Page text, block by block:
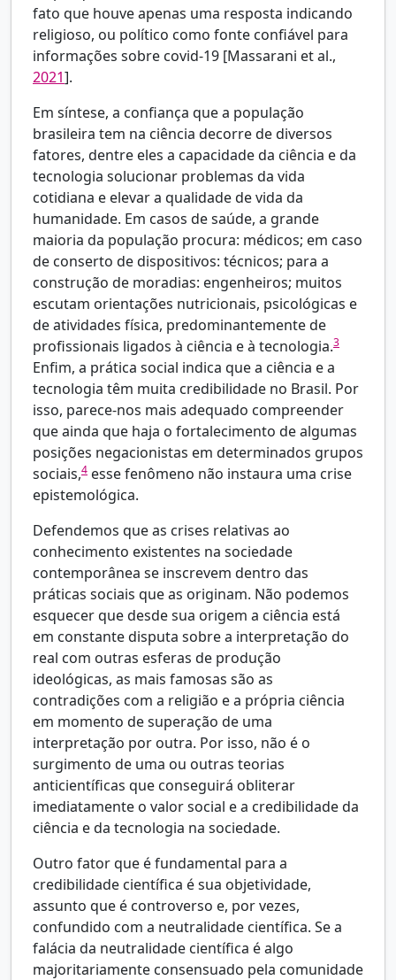
fato que houve apenas uma resposta indicando
religioso, ou político como fonte confiável para
informações sobre covid-19 [Massarani et al.,
2021].
Em síntese, a confiança que a população
brasileira tem na ciência decorre de diversos
fatores, dentre eles a capacidade da ciência e da
tecnologia solucionar problemas da vida
cotidiana e elevar a qualidade de vida da
humanidade. Em casos de saúde, a grande
maioria da população procura: médicos; em caso
de conserto de dispositivos: técnicos; para a
construção de moradias: engenheiros; muitos
escutam orientações nutricionais, psicológicas e
de atividades física, predominantemente de
profissionais ligados à ciência e à tecnologia.3
Enfim, a prática social indica que a ciência e a
tecnologia têm muita credibilidade no Brasil. Por
isso, parece-nos mais adequado compreender
que ainda que haja o fortalecimento de algumas
posições negacionistas em determinados grupos
sociais,4 esse fenômeno não instaura uma crise
epistemológica.
Defendemos que as crises relativas ao
conhecimento existentes na sociedade
contemporânea se inscrevem dentro das
práticas sociais que as originam. Não podemos
esquecer que desde sua origem a ciência está
em constante disputa sobre a interpretação do
real com outras esferas de produção
ideológicas, as mais famosas são as
contradições com a religião e a própria ciência
em momento de superação de uma
interpretação por outra. Por isso, não é o
surgimento de uma ou outras teorias
anticientíficas que conseguirá obliterar
imediatamente o valor social e a credibilidade da
ciência e da tecnologia na sociedade.
Outro fator que é fundamental para a
credibilidade científica é sua objetividade,
assunto que é controverso e, por vezes,
confundido com a neutralidade científica. Se a
falácia da neutralidade científica é algo
majoritariamente consensuado pela comunidade